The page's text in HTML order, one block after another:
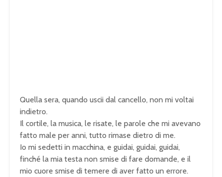
Quella sera, quando uscii dal cancello, non mi voltai
indietro.
Il cortile, la musica, le risate, le parole che mi avevano
fatto male per anni, tutto rimase dietro di me.
Io mi sedetti in macchina, e guidai, guidai, guidai,
finché la mia testa non smise di fare domande, e il
mio cuore smise di temere di aver fatto un errore.